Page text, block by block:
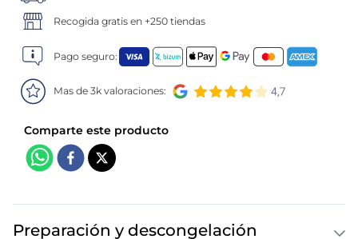
Recogida gratis en +250 tiendas
Pago seguro:
Mas de 3k valoraciones:
Preparación y descongelación
. gambon
. sushi
10. listísimos